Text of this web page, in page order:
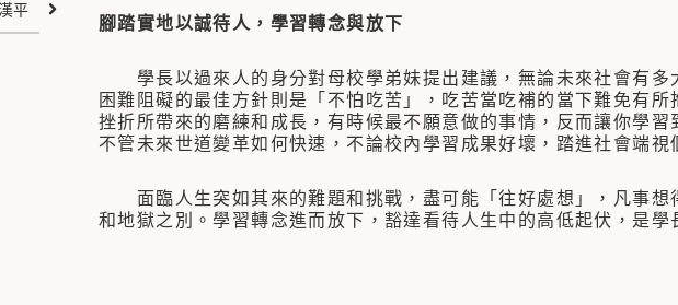
腳踏實地以誠待人，學習轉念與放下
學長以過來人的身分對母校學弟妹提出建議，無論未來社會有多
困難阻礙的最佳方針則是「不怕吃苦」，吃苦當吃補的當下難免有
挫折所帶來的磨練和成長，有時候最不願意做的事情，反而讓你學習
不管未來世道變革如何快速，不論校內學習成果好壞，踏進社會端視
面臨人生突如其來的難題和挑戰，盡可能「往好處想」，凡事想
和地獄之別。學習轉念進而放下，豁達看待人生中的高低起伏，是學
平